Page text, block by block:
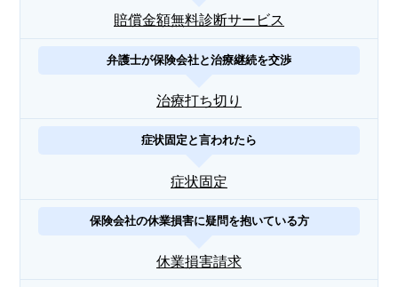
賠償金額無料診断サービス
弁護士が保険会社と治療継続を交渉
治療打ち切り
症状固定と言われたら
症状固定
保険会社の休業損害に疑問を抱いている方
休業損害請求